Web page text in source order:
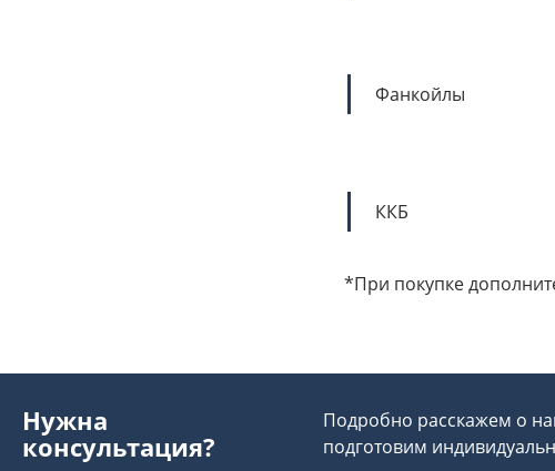
Фанкойлы
ККБ
*При покупке
Нужна
консультация?
Подробно расскажем о
подготовим